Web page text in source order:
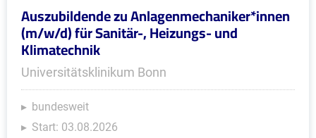
Auszubildende zu Anlagenmechaniker*innen
(m/w/d) für Sanitär-, Heizungs- und
Klimatechnik
Universitätsklinikum Bonn
bundesweit
Start: 03.08.2026